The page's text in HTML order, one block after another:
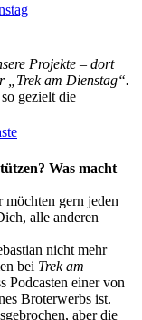
Projekte – dort
„Trek am Dienstag“.
gezielt die
Was macht
gern jeden
alle anderen
nicht mehr
bei Trek am
Podcasten einer von
Broterwerbs ist.
aber die